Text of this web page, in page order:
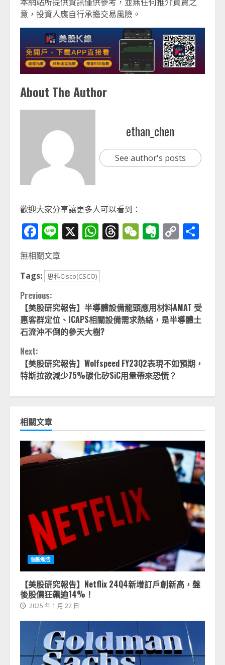
意，投資人應自行承擔交易風險。
About The Author
ethan_chen
See author's posts
歡迎大家分享讓更多人可以看到：
Facebook
Line
X WhatsApp
Threads
WeChat
Evernote
Copy
無相關文章
Tags:
思科Cisco(CSCO)
Continue
Reading
Previous:
【美股研究報告】半導體設備龍頭應用材料AMAT 受
惠客群定位、ICAPS相關設備需求熱絡，是半導體土
石流沖不倒的參天大樹?
Next:
【美股研究報告】Wolfspeed FY23Q2表現不如預期，
特斯拉欲減少75%碳化矽SiC用量帶來恐慌？
相關文章
個股報告
【美股研究報告】Netflix 24Q4新增訂戶創新高，盤
後股價狂飆逾14%！
2025 年 1 月 22 日